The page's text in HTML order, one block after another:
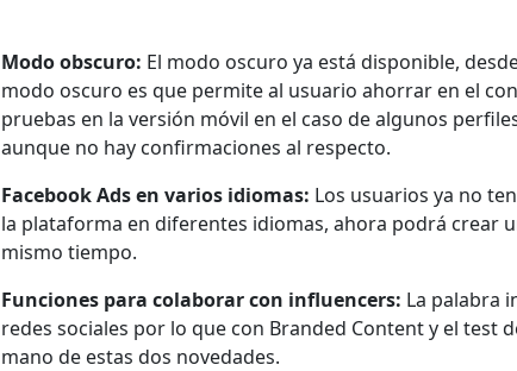
Modo obscuro: El modo oscuro ya está disponible,
modo oscuro es que permite al usuario ahorrar en el
pruebas en la versión móvil en el caso de algunos
aunque no hay confirmaciones al respecto.
Facebook Ads en varios idiomas: Los usuarios ya no
la plataforma en diferentes idiomas, ahora podrá crear
mismo tiempo.
Funciones para colaborar con influencers: La palabra
redes sociales por lo que con Branded Content y el
mano de estas dos novedades.